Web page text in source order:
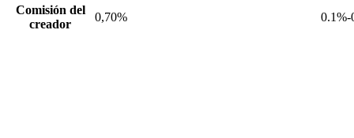
Comisión del
creador
0,70% 0.1%-